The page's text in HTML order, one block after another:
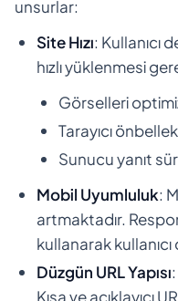
unsurlar:
Site Hızı: Kullanıcı
hızlı yüklenmesi
Görselleri
Tarayıcı
Sunucu yanıt
Mobil Uyumluluk:
artmaktadır.
kullanarak
Düzgün URL Yapısı
Kısa ve açıklayıcı